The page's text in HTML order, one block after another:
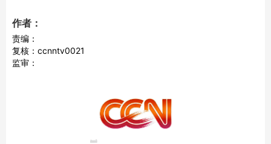
作者：
责编：
复核：ccnntv0021
监审：